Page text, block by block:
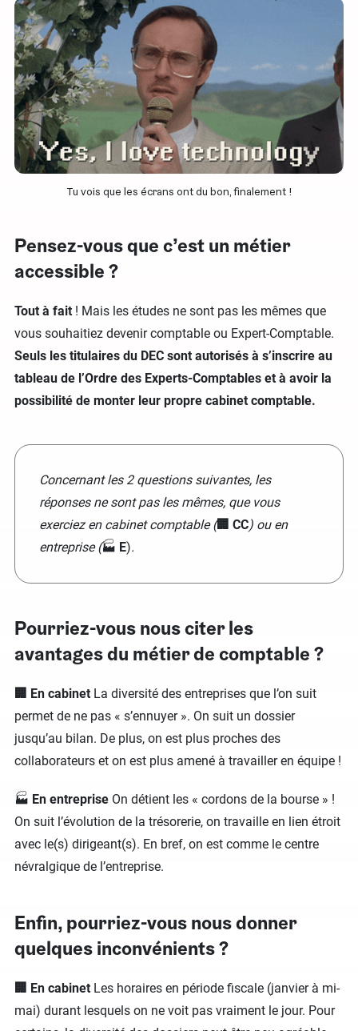
Tu vois que les écrans ont du bon, finalement !
Pensez-vous que c’est un métier
accessible ?
Tout à fait ! Mais les études ne sont pas les mêmes que
vous souhaitiez devenir comptable ou Expert-Comptable.
Seuls les titulaires du DEC sont autorisés à s’inscrire au
tableau de l’Ordre des Experts-Comptables et à avoir la
possibilité de monter leur propre cabinet comptable.
Concernant les 2 questions suivantes, les
réponses ne sont pas les mêmes, que vous
exerciez en cabinet comptable (🏢 CC) ou en
entreprise (🏭 E).
Pourriez-vous nous citer les
avantages du métier de comptable ?
🏢 En cabinet La diversité des entreprises que l’on suit
permet de ne pas « s’ennuyer ». On suit un dossier
jusqu’au bilan. De plus, on est plus proches des
collaborateurs et on est plus amené à travailler en équipe !
🏭 En entreprise On détient les « cordons de la bourse » !
On suit l’évolution de la trésorerie, on travaille en lien étroit
avec le(s) dirigeant(s). En bref, on est comme le centre
névralgique de l’entreprise.
Enfin, pourriez-vous nous donner
quelques inconvénients ?
🏢 En cabinet Les horaires en période fiscale (janvier à mi-
mai) durant lesquels on ne voit pas vraiment le jour. Pour